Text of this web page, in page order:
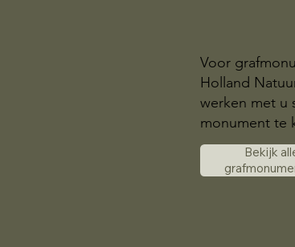
Voor
Holland
werken met u
monument te
Bekijk